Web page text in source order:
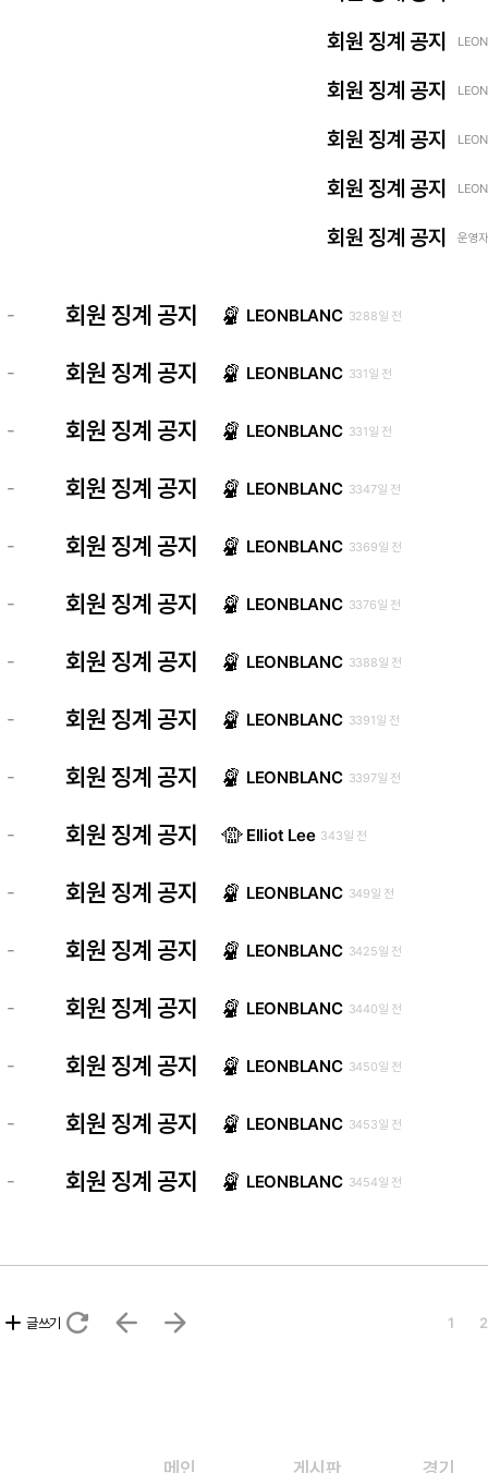
회원 징계 공지
회원 징계 공지
회원 징계 공지
회원 징계 공지
회원 징계 공지 운영
- 회원 징계 공지 LEONBLANC 3288일 전
- 회원 징계 공지 LEONBLANC 331일 전
- 회원 징계 공지 LEONBLANC 331일 전
- 회원 징계 공지 LEONBLANC 3347일 전
- 회원 징계 공지 LEONBLANC 3369일 전
- 회원 징계 공지 LEONBLANC 3376일 전
- 회원 징계 공지 LEONBLANC 3388일 전
- 회원 징계 공지 LEONBLANC 3391일 전
- 회원 징계 공지 LEONBLANC 3397일 전
- 회원 징계 공지 Elliot Lee 343일 전
- 회원 징계 공지 LEONBLANC 349일 전
- 회원 징계 공지 LEONBLANC 3425일 전
- 회원 징계 공지 LEONBLANC 3440일 전
- 회원 징계 공지 LEONBLANC 3450일 전
- 회원 징계 공지 LEONBLANC 3453일 전
- 회원 징계 공지 LEONBLANC 3454일 전
add 글쓰기 refresh arrow_back arrow_forward 1 2
메인 게시판 경기